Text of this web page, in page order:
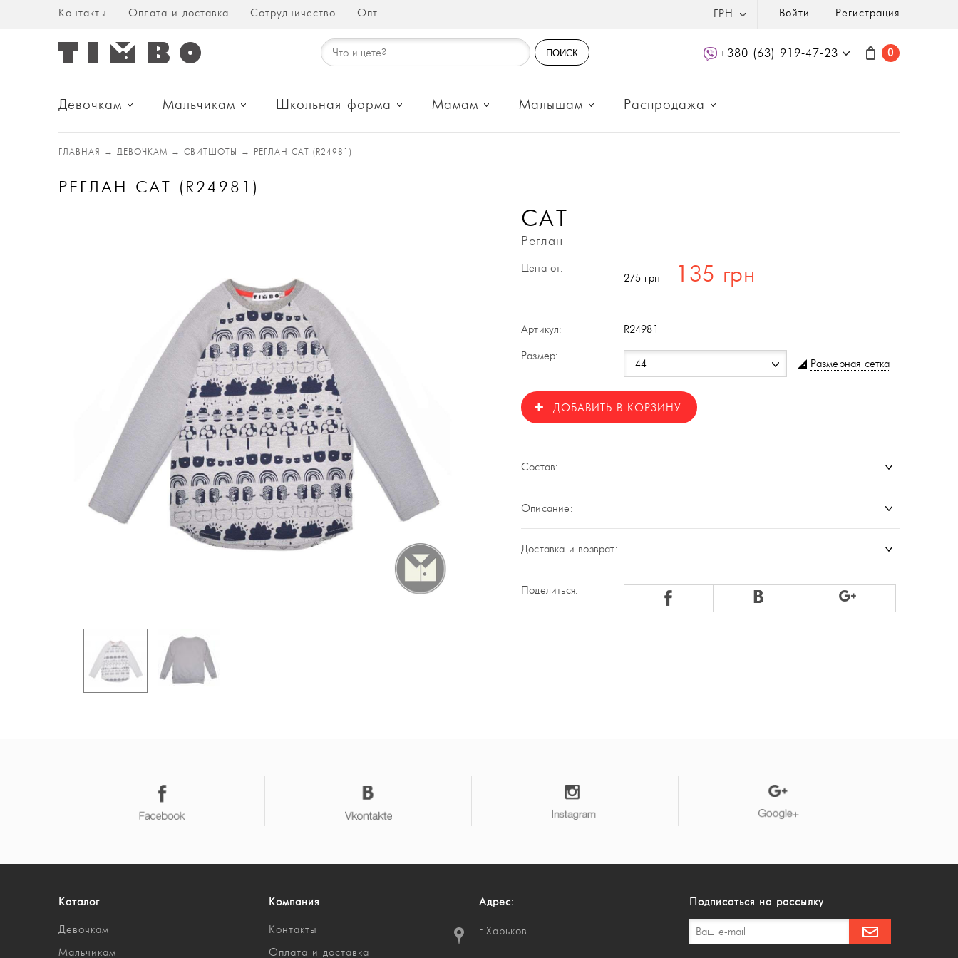
Контакты Оплата и доставка Сотрудничество Опт ГРН Войти Регистрация
+380 (63) 919-47-23 0
ПОИСК
Девочкам Мальчикам Школьная форма Мамам Малышам Распродажа
ГЛАВНАЯ → ДЕВОЧКАМ → СВИТШОТЫ → РЕГЛАН CAT (R24981)
РЕГЛАН CAT (R24981)
CAT
Реглан
Цена от:
275 грн
135 грн
Артикул: R24981
Размер:
44 Размерная сетка
ДОБАВИТЬ В КОРЗИНУ
Состав:
Описание:
Доставка и возврат:
Поделиться:
Каталог
Девочкам
Мальчикам
Компания
Контакты
Оплата и доставка
Адрес:
г.Харьков
Подписаться на рассылку